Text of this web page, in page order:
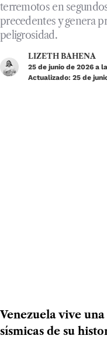
terremotos en
precedentes y genera
peligrosidad.
LIZETH BAHENA
25 de junio de 2026 a
Actualizado: 25 de
Venezuela vive
sísmicas de su